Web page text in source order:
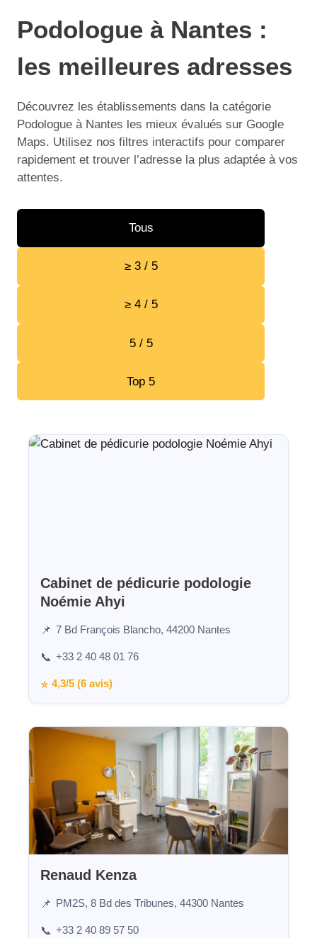
Podologue à Nantes :
les meilleures adresses
Découvrez les établissements dans la catégorie
Podologue à Nantes les mieux évalués sur Google
Maps. Utilisez nos filtres interactifs pour comparer
rapidement et trouver l’adresse la plus adaptée à vos
attentes.
Tous
≥ 3 / 5
≥ 4 / 5
5 / 5
Top 5
Cabinet de pédicurie podologie
Noémie Ahyi
📌 7 Bd François Blancho, 44200 Nantes
📞 +33 2 40 48 01 76
⭐ 4,3/5 (6 avis)
Renaud Kenza
📌 PM2S, 8 Bd des Tribunes, 44300 Nantes
📞 +33 2 40 89 57 50